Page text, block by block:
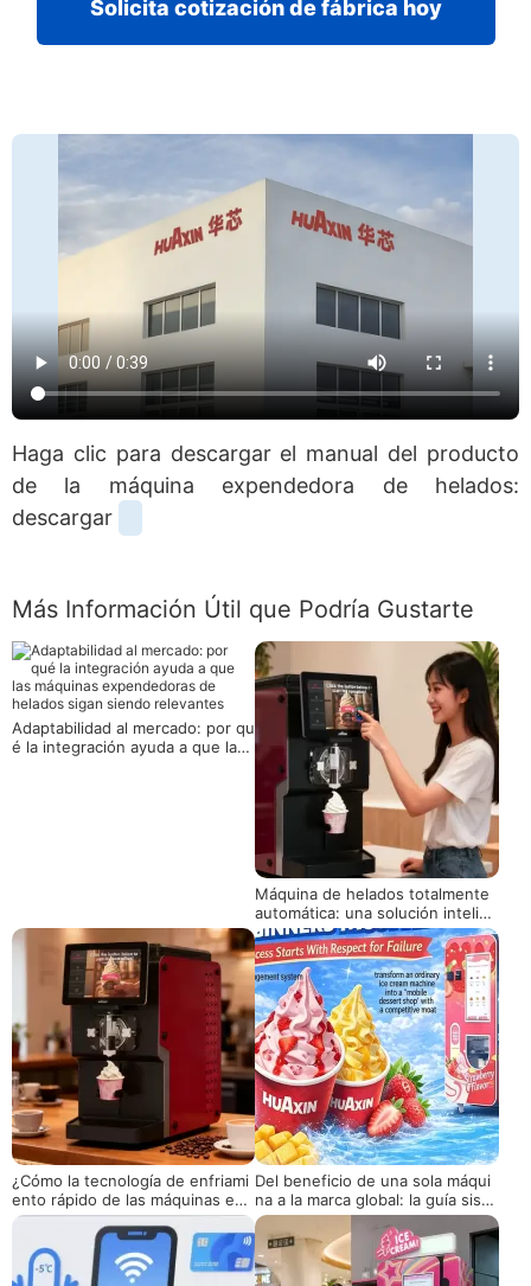
Solicita cotización de fábrica hoy
Haga clic para descargar el manual del producto
de la máquina expendedora de helados:
descargar
Más Información Útil que Podría Gustarte
Adaptabilidad al mercado: por qu
é la integración ayuda a que las
Máquina de helados totalmente
automática: una solución intelige
nte y de alta eficiencia para tien
das y empresas de todo el mund
o
¿Cómo la tecnología de enfriami
ento rápido de las máquinas exp
endedoras de helados inteligent
es remodela el modelo de ganan
cias en escenarios de alto tráfic
o peatonal?
Del beneficio de una sola máqui
na a la marca global: la guía siste
mática para los operadores de v
enta de helados